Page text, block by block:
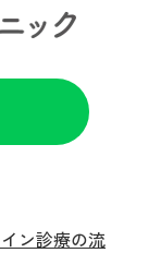
ン診療の流